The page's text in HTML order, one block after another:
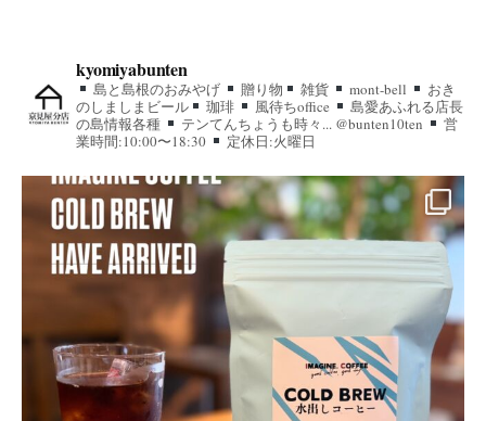
kyomiyabunten
島と島根のおみやげ 贈り物 雑貨 mont-bell
おき
のしましまビール
珈琲 風待ちoffice
島愛あふれる店長
の島情報各種
テンてんちょうも時々... @bunten10ten
営
業時間:10:00〜18:30
定休日:火曜日